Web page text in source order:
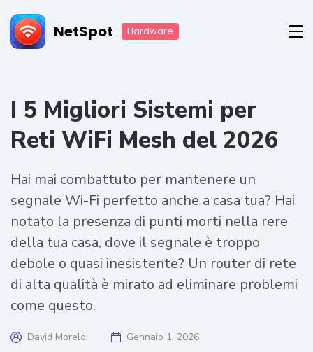
NetSpot Hardware
I 5 Migliori Sistemi per
Reti WiFi Mesh del 2026
Hai mai combattuto per mantenere un
segnale Wi-Fi perfetto anche a casa tua? Hai
notato la presenza di punti morti nella rere
della tua casa, dove il segnale è troppo
debole o quasi inesistente? Un router di rete
di alta qualità è mirato ad eliminare problemi
come questo.
David Morelo Gennaio 1, 2026